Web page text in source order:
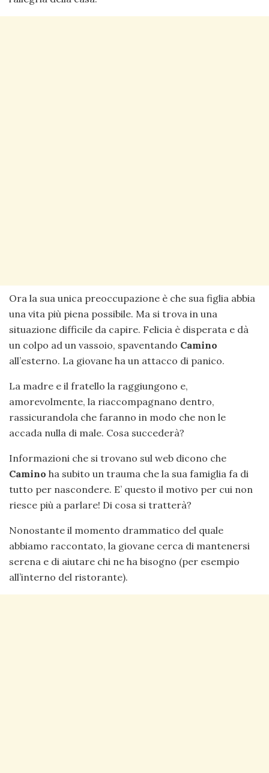
Ora la sua unica preoccupazione è che sua figlia abbia
una vita più piena possibile. Ma si trova in una
situazione difficile da capire. Felicia è disperata e dà
un colpo ad un vassoio, spaventando Camino
all’esterno. La giovane ha un attacco di panico.
La madre e il fratello la raggiungono e,
amorevolmente, la riaccompagnano dentro,
rassicurandola che faranno in modo che non le
accada nulla di male. Cosa succederà?
Informazioni che si trovano sul web dicono che
Camino ha subito un trauma che la sua famiglia fa di
tutto per nascondere. E’ questo il motivo per cui non
riesce più a parlare! Di cosa si tratterà?
Nonostante il momento drammatico del quale
abbiamo raccontato, la giovane cerca di mantenersi
serena e di aiutare chi ne ha bisogno (per esempio
all’interno del ristorante).